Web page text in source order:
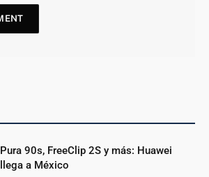
Pura 90s, FreeClip 2S y más: Huawei
llega a México